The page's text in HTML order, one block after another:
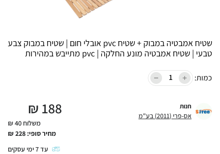
שטיח אמבטיה במבוק + שטיח pvc אובלי חום | שטיח במבוק צבע
טבעי | שטיח אמבטיה מונע החלקה | pvc מתייבש במהירות
כמות:
חנות
אס-פרי (2011) בע"מ 188
₪
משלוח 40 ₪
מחיר סופי: 228
₪
עד7ימי עסקים